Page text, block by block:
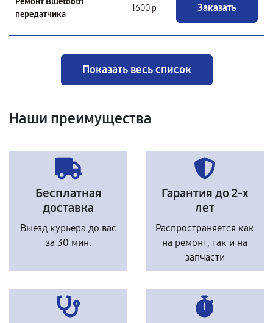
передатчика
1600 р Заказать
Показать весь список
Наши преимущества
Бесплатная
доставка
Выезд курьера до вас
за 30 мин.
Гарантия до 2-х
лет
Распространяется как
на ремонт, так и на
запчасти